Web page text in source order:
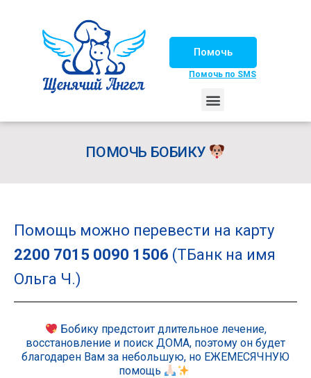
Помочь
Помочь по SMS
ПОМОЧЬ БОБИКУ
Помощь можно перевести на карту
2200 7015 0090 1506 (ТБанк на имя
Ольга Ч.)
Бобику предстоит длительное лечение,
восстановление и поиск ДОМА, поэтому он будет
благодарен Вам за небольшую, но ЕЖЕМЕСЯЧНУЮ
помощь